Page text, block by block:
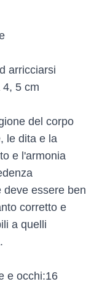
arricciarsi
5 cm
del corpo
le dita e la
e l'armonia
deve essere ben
corretto e
a quelli
e occhi:16